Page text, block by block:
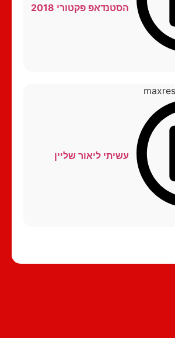
הסטנדאפ פקטורי 2018
עשיתי ליאור שליין